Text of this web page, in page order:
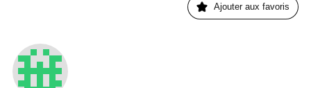
Ajouter aux favoris